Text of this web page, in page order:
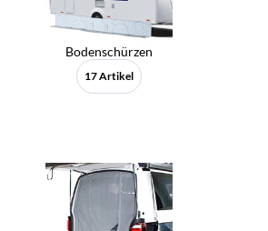
Bodenschürzen
17 Artikel